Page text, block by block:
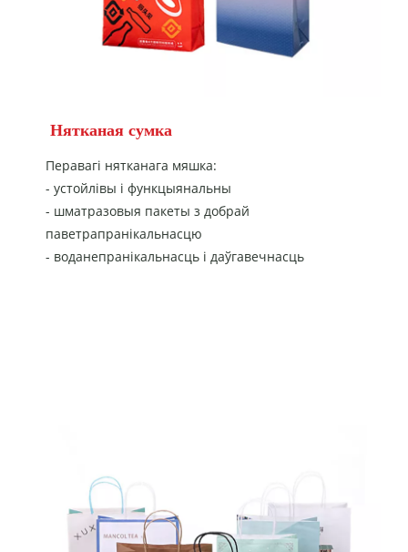
Нятканая сумка
Перавагі нятканага мяшка:
- устойлівы і функцыянальны
- шматразовыя пакеты з добрай
паветрапранікальнасцю
- воданепранікальнасць і даўгавечнасць